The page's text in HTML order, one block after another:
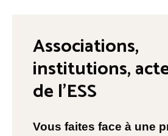
Associations,
institutions,
de l’ESS
Vous faites face à une